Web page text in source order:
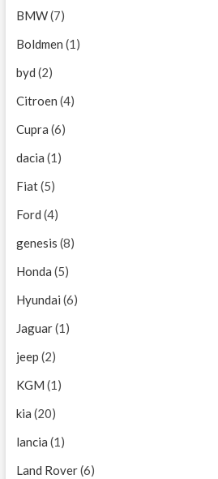
BMW(7)
Boldmen (1)
byd (2)
Citroen (4)
Cupra (6)
dacia (1)
Fiat(5)
Ford (4)
genesis (8)
Honda (5)
Hyundai (6)
Jaguar(1)
jeep (2)
KGM (1)
kia (20)
lancia (1)
Land Rover(6)